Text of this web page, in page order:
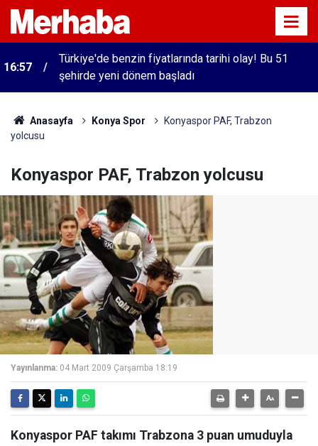
16:57
Türkiye'de benzin fiyatlarında tarihi olay! Bu 51
şehirde yeni dönem başladı
Anasayfa Konya Spor
Konyaspor PAF, Trabzon
yolcusu
Konyaspor PAF, Trabzon yolcusu
Yayınlanma: 04 Mart 2009 Çarşamba 18:19
Konyaspor PAF takımı Trabzona 3 puan umuduyla